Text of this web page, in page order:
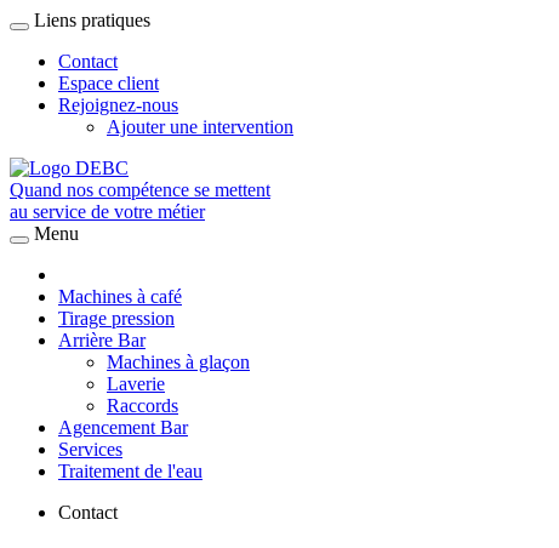
Liens pratiques
Contact
Espace client
Rejoignez-nous
Ajouter une intervention
Quand nos compétence se mettent
au service de votre métier
Menu
Machines à café
Tirage pression
Arrière Bar
Machines à glaçon
Laverie
Raccords
Agencement Bar
Services
Traitement de l'eau
Contact